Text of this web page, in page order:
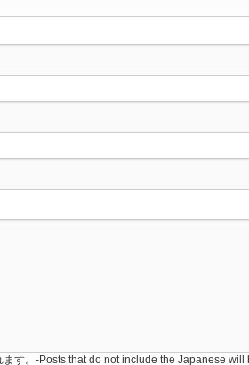
ます。-Posts that do not include the Japanese